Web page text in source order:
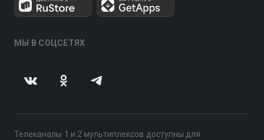
МЫ В СОЦСЕТЯХ
Телеканалы 1 и 2 мультиплексов доступны для